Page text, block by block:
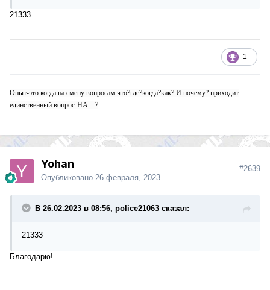
21333
1
Опыт-это когда на смену вопросам что?где?когда?как? И почему? приходит
единственный вопрос-НА....?
Yohan
Опубликовано 26 февраля, 2023
#2639
В 26.02.2023 в 08:56, police21063 сказал:
21333
Благодарю!